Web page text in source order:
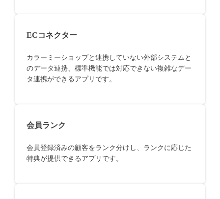
ECコネクター
カラーミーショップと連携していない外部システムと
のデータ連携、標準機能では対応できない複雑なデー
タ連携ができるアプリです。
会員ランク
会員登録済みの顧客をランク分けし、ランクに応じた
特典が提供できるアプリです。